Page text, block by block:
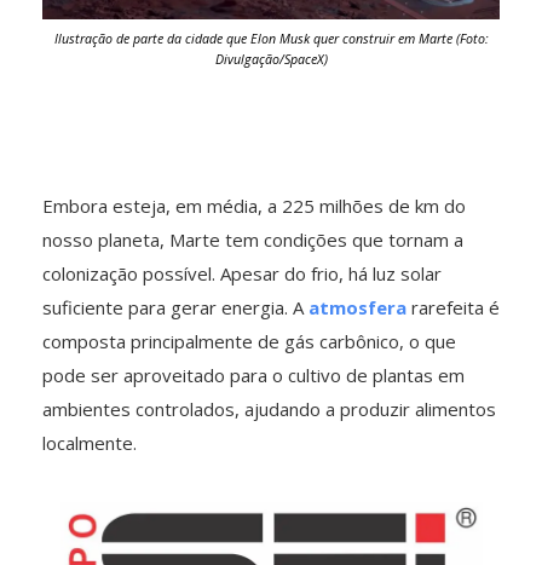
Ilustração de parte da cidade que Elon Musk quer construir em Marte (Foto:
Divulgação/SpaceX)
Embora esteja, em média, a 225 milhões de km do
nosso planeta, Marte tem condições que tornam a
colonização possível. Apesar do frio, há luz solar
suficiente para gerar energia. A atmosfera rarefeita é
composta principalmente de gás carbônico, o que
pode ser aproveitado para o cultivo de plantas em
ambientes controlados, ajudando a produzir alimentos
localmente.